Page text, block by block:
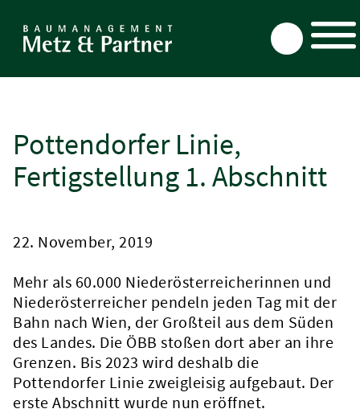
zum
Pottendorfer Linie,
Fertigstellung 1. Abschnitt
22. November, 2019
Mehr als 60.000 Niederösterreicherinnen und
Niederösterreicher pendeln jeden Tag mit der
Bahn nach Wien, der Großteil aus dem Süden
des Landes. Die ÖBB stoßen dort aber an ihre
Grenzen. Bis 2023 wird deshalb die
Pottendorfer Linie zweigleisig aufgebaut. Der
erste Abschnitt wurde nun eröffnet.